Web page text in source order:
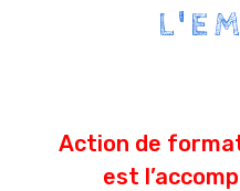
Action de
est